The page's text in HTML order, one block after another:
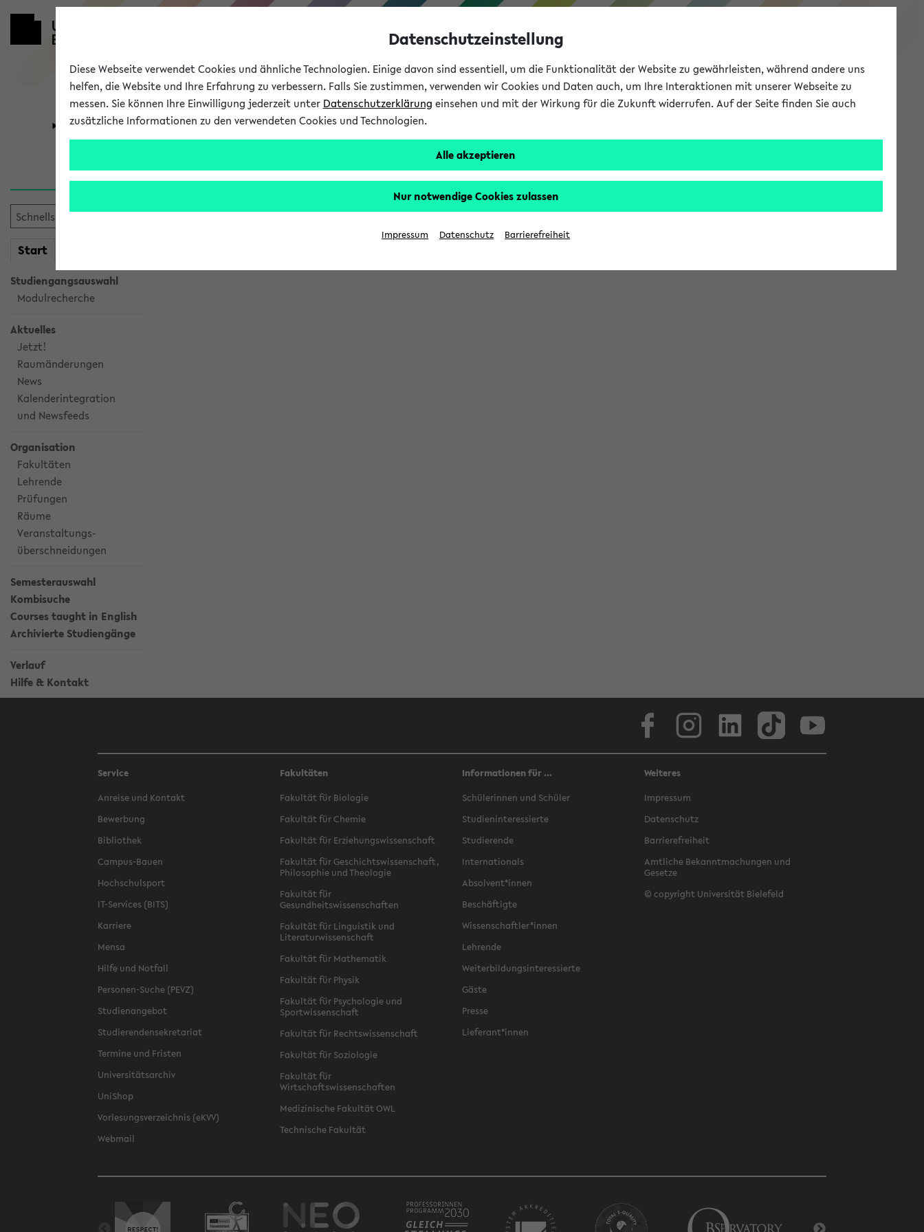
eKVV
Universität Forschung Studium
Start
Studiengangsauswahl
Modulrecherche
Aktuelles
Jetzt!
Raumänderungen
News
Kalenderintegration
und Newsfeeds
Organisation
Fakultäten
Lehrende
Prüfungen
Räume
Veranstaltungs-
überschneidungen
Semesterauswahl
Kombisuche
Courses taught in English
Archivierte Studiengänge
Verlauf
Hilfe & Kontakt
Verlauf
Service
Anreise und Kontakt
Bewerbung
Bibliothek
Campus-Bauen
Hochschulsport
IT-Services (BITS)
Karriere
Mensa
Hilfe und Notfall
Personen-Suche (PEVZ)
Studienangebot
Studierendensekretariat
Termine und Fristen
Universitätsarchiv
UniShop
Vorlesungsverzeichnis (eKVV)
Webmail
Fakultäten
Fakultät für Biologie
Fakultät für Chemie
Fakultät für Erziehungswissenschaft
Fakultät für Geschichtswissenschaft,
Philosophie und Theologie
Fakultät für
Gesundheitswissenschaften
Fakultät für Linguistik und
Literaturwissenschaft
Fakultät für Mathematik
Fakultät für Physik
Fakultät für Psychologie und
Sportwissenschaft
Fakultät für Rechtswissenschaft
Fakultät für Soziologie
Fakultät für
Wirtschaftswissenschaften
Medizinische Fakultät OWL
Technische Fakultät
Informationen für ...
Schülerinnen und Schüler
Studieninteressierte
Studierende
Internationals
Absolvent*innen
Beschäftigte
Wissenschaftler*innen
Lehrende
Weiterbildungsinteressierte
Gäste
Presse
Lieferant*innen
Weiteres
Impressum
Datenschutz
Barrierefreiheit
Amtliche Bekanntmachungen und
Gesetze
© copyright Universität Bielefeld
Datenschutzeinstellung
Diese Webseite verwendet Cookies und ähnliche Technologien. Einige davon sind essentiell, um die Funktionalität der Website zu gewährleisten, während andere uns
helfen, die Website und Ihre Erfahrung zu verbessern. Falls Sie zustimmen, verwenden wir Cookies und Daten auch, um Ihre Interaktionen mit unserer Webseite zu
messen. Sie können Ihre Einwilligung jederzeit unter Datenschutzerklärung einsehen und mit der Wirkung für die Zukunft widerrufen. Auf der Seite finden Sie auch
zusätzliche Informationen zu den verwendeten Cookies und Technologien.
Alle akzeptieren
Nur notwendige Cookies zulassen
Impressum Datenschutz Barrierefreiheit